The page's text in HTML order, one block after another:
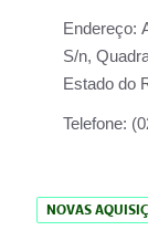
Endereço:
S/n,
Estado do
Telefone:
NOVAS